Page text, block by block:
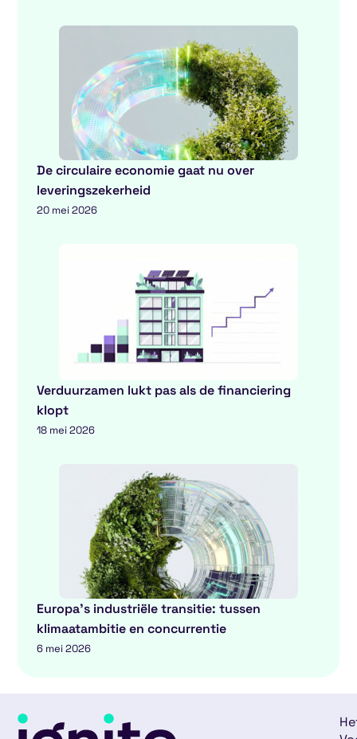
De circulaire economie gaat nu over
leveringszekerheid
20 mei 2026
Verduurzamen lukt pas als de financiering
klopt
18 mei 2026
Europa’s industriële transitie: tussen
klimaatambitie en concurrentie
6 mei 2026